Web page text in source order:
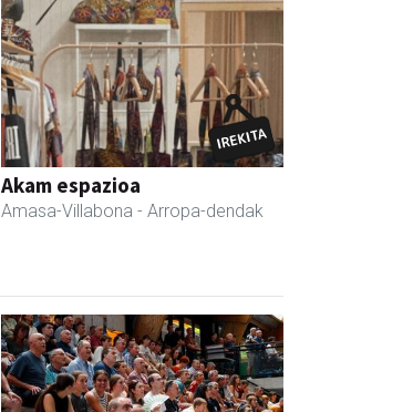
Akam espazioa
Amasa-Villabona - Arropa-dendak